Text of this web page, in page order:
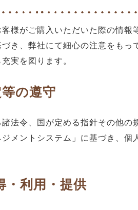
様がご購入いただいた際の情
き、弊社にて細心の注意をも
実を図ります。
の遵守
法令、国が定める指針その他の
メントシステム」に基づき、
・利用・提供